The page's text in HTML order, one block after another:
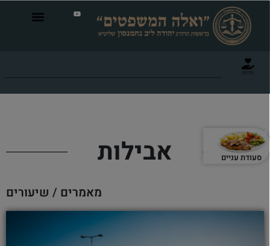
תרום
אבילות
מאמרים / שיעורים
סעודת עניים